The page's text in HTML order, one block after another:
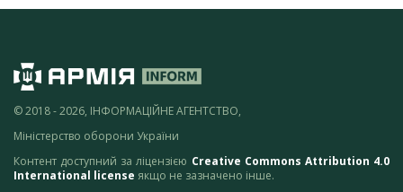
© 2018 - 2026, ІНФОРМАЦІЙНЕ АГЕНТСТВО,
Міністерство оборони України
Контент доступний за ліцензією Creative Commons Attribution 4.0
International license якщо не зазначено інше.